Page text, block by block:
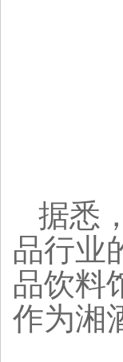
据悉
品行业
品饮料
作为湘